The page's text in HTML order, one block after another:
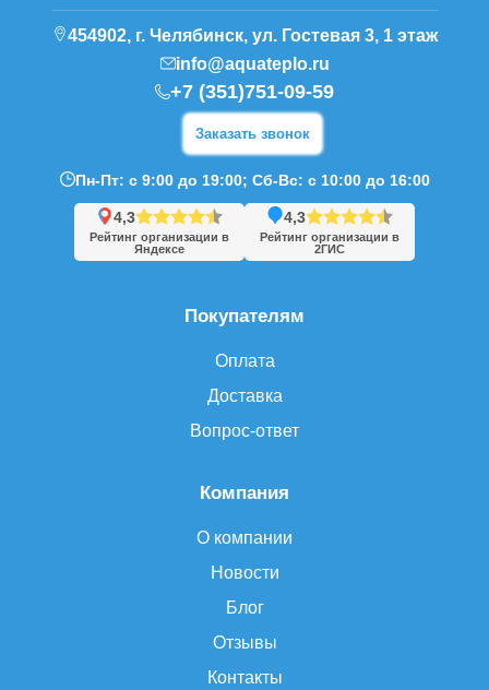
Компания
О компании
Новости
Блог
Отзывы
Контакты
Покупателям
Оплата
Доставка
Вопрос-ответ
454902, г. Челябинск, ул. Гостевая 3, 1 этаж
info@aquateplo.ru
+7 (351)751-09-59
Заказать звонок
Пн-Пт: с 9:00 до 19:00; Сб-Вс: с 10:00 до 16:00
4,3
Рейтинг организации в
Яндексе
4,3
Рейтинг организации в
2ГИС